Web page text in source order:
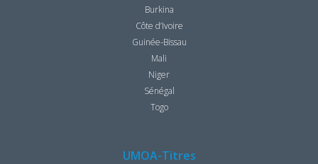
Burkina
Côte d’Ivoire
Guinée-Bissau
Mali
Niger
Sénégal
Togo
UMOA-Titres